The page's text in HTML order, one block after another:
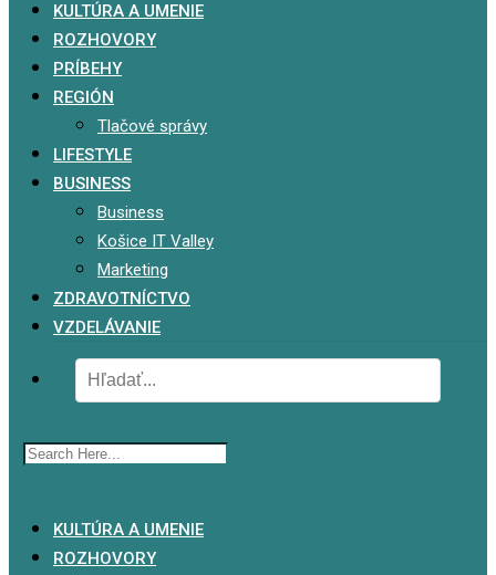
KULTÚRA A UMENIE
ROZHOVORY
PRÍBEHY
REGIÓN
Tlačové správy
LIFESTYLE
BUSINESS
Business
Košice IT Valley
Marketing
ZDRAVOTNÍCTVO
VZDELÁVANIE
KULTÚRA A UMENIE
ROZHOVORY